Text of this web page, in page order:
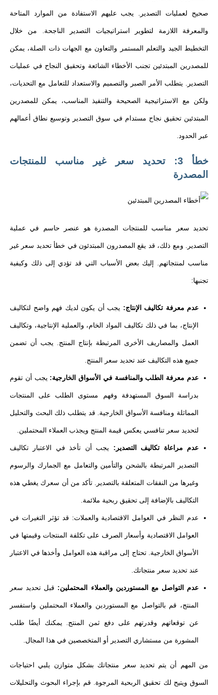
صحيح لعمليات التصدير. يجب عليهم الاستفادة من الموارد المتاحة
والمعرفة اللازمة لتطوير استراتيجيات التصدير الناجحة. من خلال
التخطيط الجيد والتعلم المستمر والتعاون مع الجهات ذات الصلة، يمكن
للمصدرين المبتدئين تجنب الأخطاء الشائعة وتحقيق النجاح في عمليات
التصدير. يتطلب الأمر الصبر والتصميم والاستعداد للتعامل مع التحديات،
ولكن مع الاستراتيجية الصحيحة والتنفيذ المناسب، يمكن للمصدرين
المبتدئين تحقيق نجاح مستدام في سوق التصدير وتوسيع نطاق أعمالهم
عبر الحدود.
خطأ 3: تحديد سعر غير مناسب للمنتجات
المصدرة
تحديد سعر مناسب للمنتجات المصدرة هو عنصر حاسم في عملية
التصدير. ومع ذلك، قد يقع المصدرون المبتدئون في خطأ تحديد سعر غير
مناسب لمنتجاتهم. إليك بعض الأسباب التي قد تؤدي إلى ذلك وكيفية
تجنبها:
عدم معرفة تكاليف الإنتاج: يجب أن يكون لديك فهم واضح لتكاليف
الإنتاج، بما في ذلك تكاليف المواد الخام، والعملية الإنتاجية، وتكاليف
العمل والمصاريف الأخرى المرتبطة بإنتاج المنتج. يجب أن تضمن
جميع هذه التكاليف عند تحديد سعر المنتج.
عدم معرفة الطلب والمنافسة في الأسواق الخارجية: يجب أن تقوم
بدراسة السوق المستهدفة وفهم مستوى الطلب على المنتجات
المماثلة ومنافسة الأسواق الخارجية. قد يتطلب ذلك البحث والتحليل
لتحديد سعر تنافسي يعكس قيمة المنتج ويجذب العملاء المحتملين.
عدم مراعاة تكاليف التصدير: يجب أن تأخذ في الاعتبار تكاليف
التصدير المرتبطة بالشحن والتأمين والتعامل مع الجمارك والرسوم
وغيرها من النفقات المتعلقة بالتصدير. تأكد من أن سعرك يغطي هذه
التكاليف بالإضافة إلى تحقيق ربحية ملائمة.
عدم النظر في العوامل الاقتصادية والعملات: قد تؤثر التغيرات في
العوامل الاقتصادية وأسعار الصرف على تكلفة المنتجات وقيمتها في
الأسواق الخارجية. تحتاج إلى مراقبة هذه العوامل وأخذها في الاعتبار
عند تحديد سعر منتجاتك.
عدم التواصل مع المستوردين والعملاء المحتملين: قبل تحديد سعر
المنتج، قم بالتواصل مع المستوردين والعملاء المحتملين واستفسر
عن توقعاتهم وقدرتهم على دفع ثمن المنتج. يمكنك أيضًا طلب
المشورة من مستشاري التصدير أو المتخصصين في هذا المجال.
من المهم أن يتم تحديد سعر منتجاتك بشكل متوازن يلبي احتياجات
السوق ويتيح لك تحقيق الربحية المرجوة. قم بإجراء البحوث والتحليلات